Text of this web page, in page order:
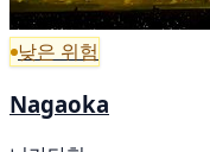
낮은 위험
Nagaoka